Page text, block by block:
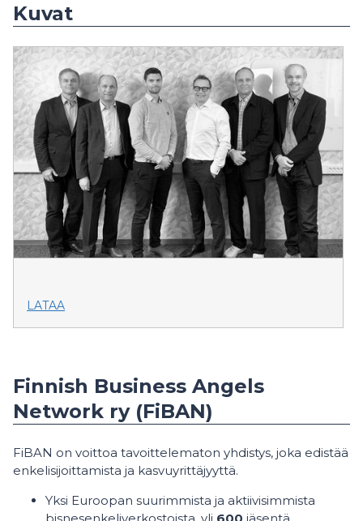
Kuvat
LATAA
Finnish Business Angels
Network ry (FiBAN)
FiBAN on voittoa tavoittelematon yhdistys, joka edistää
enkelisijoittamista ja kasvuyrittäjyyttä.
Yksi Euroopan suurimmista ja aktiivisimmista